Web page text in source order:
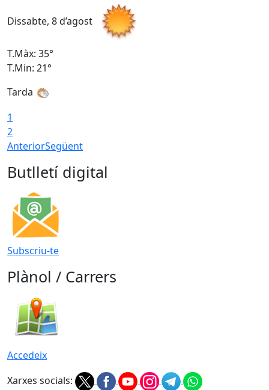
Dissabte, 8 d’agost
T.Màx: 35°
T.Min: 21°
Tarda
1
2
AnteriorSegüent
Butlletí digital
Subscriu-te
Plànol / Carrers
Accedeix
Xarxes socials: